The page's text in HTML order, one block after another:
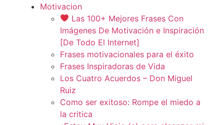
Motivacion
Las 100+ Mejores Frases Con
Imágenes De Motivación e Inspiración
[De Todo El Internet]
Frases motivacionales para el éxito
Frases Inspiradoras de Vida
Los Cuatro Acuerdos – Don Miguel
Ruiz
Como ser exitoso: Rompe el miedo a
la critica